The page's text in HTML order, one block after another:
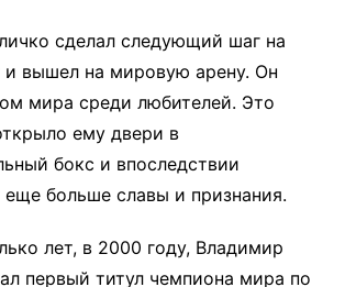
сделал следующий шаг на
и вышел на мировую арену. Он
мира среди любителей. Это
ему двери в
бокс и впоследствии
еще больше славы и признания.
лет, в 2000 году, Владимир
первый титул чемпиона мира по